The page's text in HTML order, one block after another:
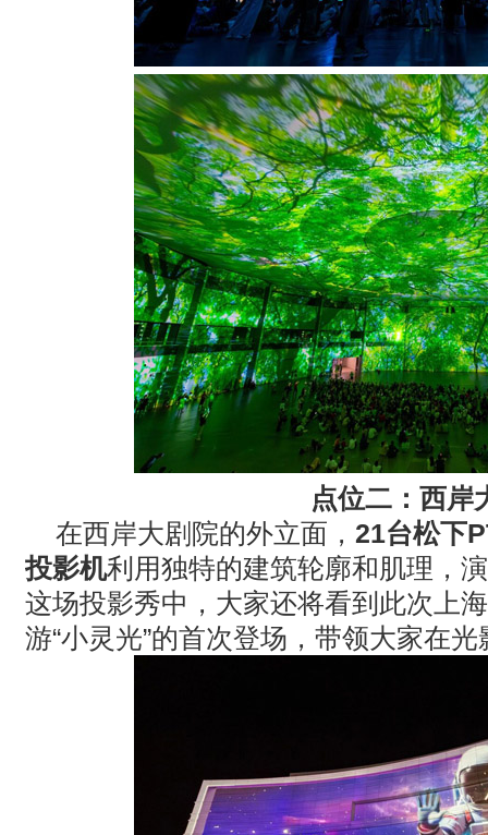
点位二：西岸
在西岸大剧院的外立面， 21台松下
投影机利用独特的建筑轮廓和肌理，
这场投影秀中，大家还将看到此次上
游“小灵光”的首次登场，带领大家在